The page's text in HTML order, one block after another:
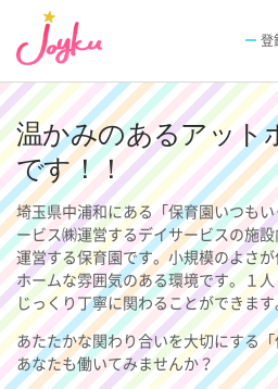
ン
ツ
へ
ス
キ
ッ
プ
JOBS
求人情報
FACILITIES
施設 エン
新規登録 ログイン
登
温かみのあるアット
です！！
埼玉県中浦和にある「保育園いつも
ービス㈱運営するデイサービスの施
運営する保育園です。小規模のよさ
ホームな雰囲気のある環境です。１
じっくり丁寧に関わることができま
あたたかな関わり合いを大切にする
あなたも働いてみませんか？